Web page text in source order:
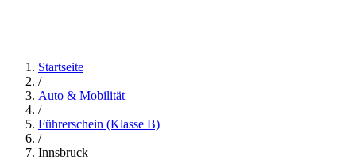
Startseite
/
Auto & Mobilität
/
Führerschein (Klasse B)
/
Innsbruck